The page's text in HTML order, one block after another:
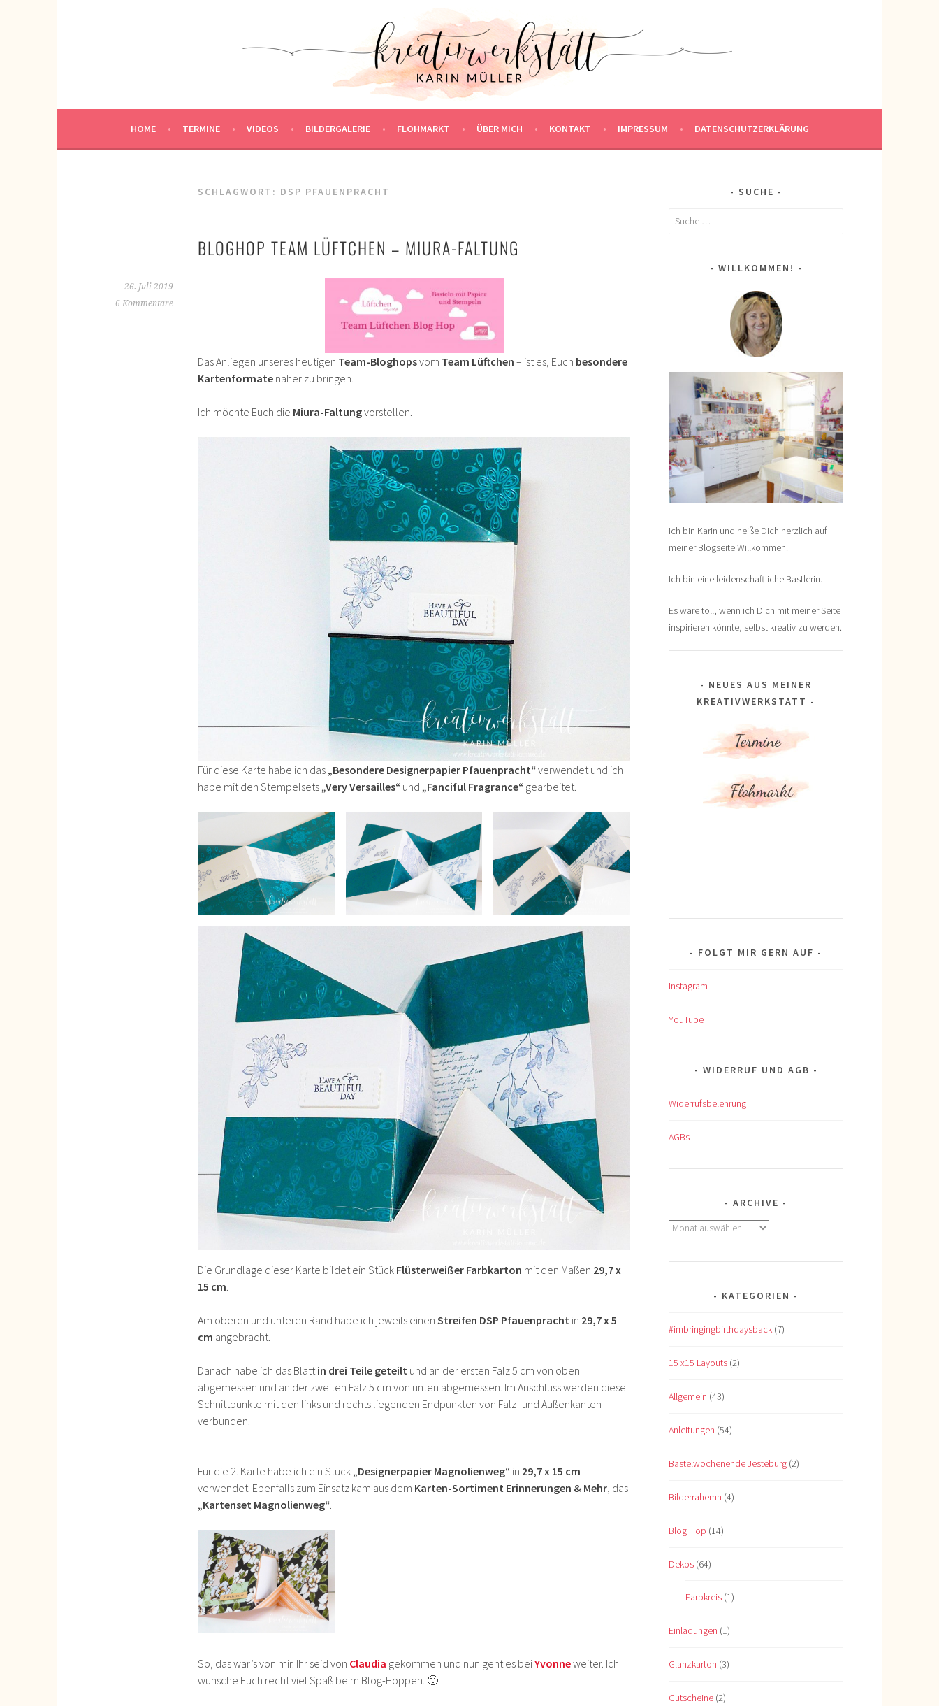
KREATIVWERKSTATT
HOME TERMINE VIDEOS BILDERGALERIE FLOHMARKT ÜBER MICH KONTAKT IMPRESSUM DATENSCHUTZERKLÄRUNG
SCHLAGWORT: DSP PFAUENPRACHT
BLOGHOP TEAM LÜFTCHEN – MIURA-FALTUNG
26. Juli 2019
6 Kommentare
Das Anliegen unseres heutigen Team-Bloghopsvom Team Lüftchen – ist es, Euch besondere
Kartenformate näher zu bringen.
Ich möchte Euch die Miura-Faltungvorstellen.
Für diese Karte habe ich das „Besondere Designerpapier Pfauenpracht“ verwendet und ich
habe mit den Stempelsets „Very Versailles“ und „Fanciful Fragrance“ gearbeitet.
Die Grundlage dieser Karte bildet ein Stück Flüsterweißer Farbkarton mit den Maßen 29,7 x
15 cm.
Am oberen und unteren Rand habe ich jeweils einen Streifen DSP Pfauenpracht in 29,7 x 5
cm angebracht.
Danach habe ich das Blattin drei Teile geteilt und an der ersten Falz 5 cm von oben
abgemessen und an der zweiten Falz 5 cm von unten abgemessen. Im Anschluss werden diese
Schnittpunkte mit den links und rechts liegenden Endpunkten von Falz- und Außenkanten
verbunden.
Für die 2. Karte habe ich ein Stück „Designerpapier Magnolienweg“ in 29,7 x 15 cm
verwendet. Ebenfalls zum Einsatz kam aus dem Karten-Sortiment Erinnerungen & Mehr, das
„Kartenset Magnolienweg“.
So, das war’s von mir. Ihr seid von Claudia gekommen und nun geht es beiYvonneweiter. Ich
wünsche Euch recht viel Spaß beim Blog-Hoppen. 🙂
SUCHE
Suche
WILLKOMMEN!
Ich bin Karin und heiße Dich herzlich auf
meiner Blogseite Willkommen.
Ich bin eine leidenschaftliche Bastlerin.
Es wäre toll, wenn ich Dich mit meiner Seite
inspirieren könnte, selbst kreativ zu werden.
NEUES AUS MEINER
KREATIVWERKSTATT
FOLGT MIR GERN AUF
Instagram
YouTube
WIDERRUF UND AGB
Widerrufsbelehrung
AGBs
ARCHIVE
Archive
KATEGORIEN
#imbringingbirthdaysback (7)
15 x15 Layouts (2)
Allgemein (43)
Anleitungen (54)
Bastelwochenende Jesteburg (2)
Bilderrahemn (4)
Blog Hop (14)
Dekos (64)
Farbkreis (1)
Einladungen (1)
Glanzkarton (3)
Gutscheine (2)